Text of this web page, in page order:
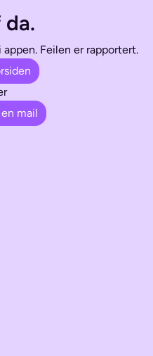
Feilen er rapportert.
mail